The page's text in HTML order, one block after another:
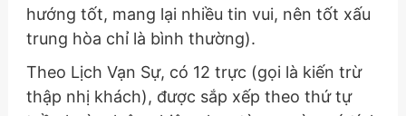
hướng tốt, mang lại nhiều tin vui, nên tốt xấu
trung hòa chỉ là bình thường).
Theo Lịch Vạn Sự, có 12 trực (gọi là kiến trừ
thập nhị khách), được sắp xếp theo thứ tự